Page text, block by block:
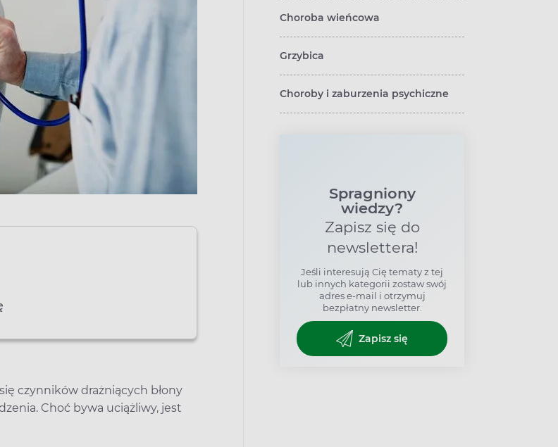
czynników drażniących błony
Choć bywa uciążliwy, jest
Choroba wieńcowa
Grzybica
Choroby i zaburzenia psychiczne
Spragniony
wiedzy?
Zapisz się do
newslettera!
Jeśli interesują Cię tematy z tej
lub innych kategorii zostaw swój
adres e-mail i otrzymuj
bezpłatny newsletter.
Zapisz się